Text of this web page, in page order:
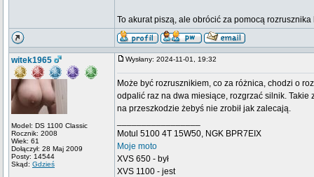
To akurat piszą, ale obrócić za pomocą
witek1965
Model: DS 1100 Classic
Rocznik: 2008
Wiek: 61
Dołączył: 28 Maj 2009
Posty: 14544
Skąd: Gdzieś
Wysłany: 2024-11-01, 19:32
Może być rozrusznikiem, co za różnica, chodzi o
odpalić raz na dwa miesiące, rozgrzać silnik.
na przeszkodzie żebyś nie zrobił jak zalecają.
Motul 5100 4T 15W50, NGK BPR7EIX
Moje moto
XVS 650 - był
XVS 1100 - jest